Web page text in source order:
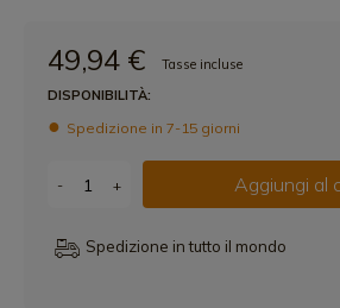
49,94 €
Tasse incluse
DISPONIBILITÀ:
Spedizione in 7-15 giorni
- + Aggiungi al
Spedizione in tutto il mondo